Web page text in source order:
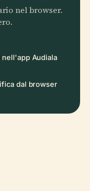
nel browser.
nell'app Audiala
dal browser